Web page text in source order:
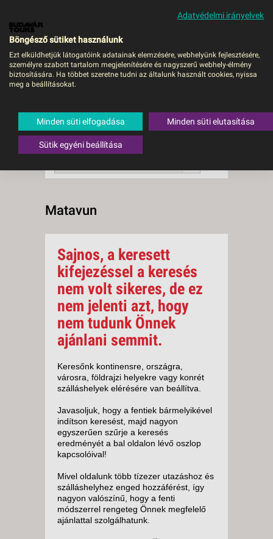
MENÜ
Matavun
megfelelő utazásttaláltunk.
A keresővel tovább szűkítheti a
találati listát!
RENDEZÉS:
Matavun
Sajnos, a keresett
kifejezéssel a keresés
nem volt sikeres, de ez
nem jelenti azt, hogy
nem tudunk Önnek
ajánlani semmit.
Keresőnk kontinensre, országra,
városra, földrajzi helyekre vagy konrét
szálláshelyek elérésére van beállítva.
Javasoljuk, hogy a fentiek bármelyikével
indítson keresést, majd nagyon
egyszerűen szűrje a keresés
eredményét a bal oldalon lévő oszlop
kapcsolóival!
Mivel oldalunk több tízezer utazáshoz és
szálláshelyhez enged hozzáférést, így
nagyon valószínű, hogy a fenti
módszerrel rengeteg Önnek megfelelő
ajánlattal szolgálhatunk.
Adatvédelmi irányelvek
Böngésző sütiket használunk
Ezt elküldhetjük látogatóink adatainak elemzésére, webhelyünk fejlesztésére,
személyre szabott tartalom megjelenítésére és nagyszerű webhely-élmény
biztosítására. Ha többet szeretne tudni az általunk használt cookies, nyissa
meg a beállításokat.
Minden süti elfogadása Minden süti elutasítása
Sütik egyéni beállítása